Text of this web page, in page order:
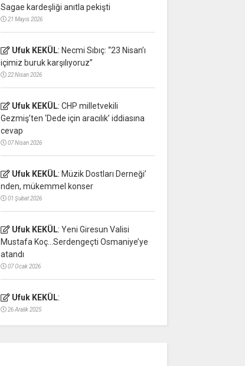
Sagae kardeşliği anıtla pekişti
21 Mayıs 2026
Ufuk KEKÜL: Necmi Sıbıç: “23 Nisan’ı
içimiz buruk karşılıyoruz”
22 Nisan 2026
Ufuk KEKÜL: CHP milletvekili
Gezmiş’ten ‘Dede için aracılık’ iddiasına
cevap
07 Nisan 2026
Ufuk KEKÜL: Müzik Dostları Derneği’
nden, mükemmel konser
01 Şubat 2026
Ufuk KEKÜL: Yeni Giresun Valisi
Mustafa Koç…Serdengeçti Osmaniye’ye
atandı
07 Ocak 2026
Ufuk KEKÜL:
26 Aralık 2025